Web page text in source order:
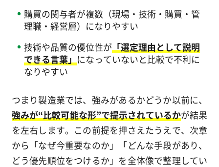
購買の関与者が複数（現場・技術・購買・管
理職・経営層）になりやすい
技術や品質の優位性が「選定理由として説明
できる言葉」 になっていないと比較で不利に
なりやすい
つまり製造業では、強みがあるかどうか以前に、
強みが“比較可能な形”で提示されているかが結果
を左右します。この前提を押さえたうえで、次章
から「なぜ今重要なのか」「どんな手段があり、
どう優先順位をつけるか」を全体像で整理してい